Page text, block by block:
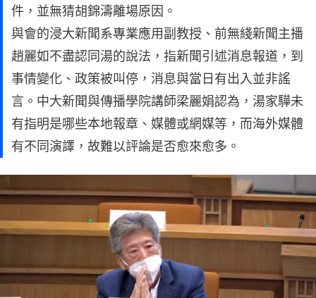
件，並無猜胡錦濤離場原因。
與會的浸大新聞系專業應用副教授、前無綫新聞主播
趙麗如不盡認同湯的說法，指新聞引述消息報道，到
事情變化、政策被叫停，消息與當日有出入並非謠
言。中大新聞與傳播學院講師梁麗娟認為，湯家驊未
有指明是哪些本地報章、媒體或網媒等，而海外媒體
有不同演譯，故難以評論是否愈來愈多。